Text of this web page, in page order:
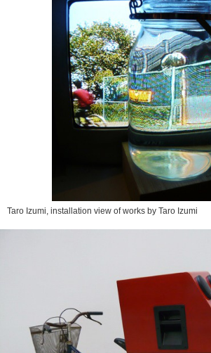
Taro Izumi, installation view of works by Taro Izumi